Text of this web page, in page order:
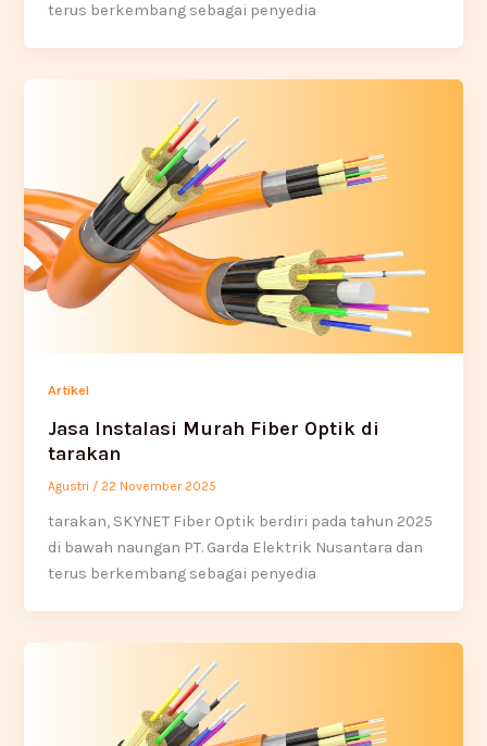
terus berkembang sebagai penyedia
Artikel
Jasa Instalasi Murah Fiber Optik di
tarakan
Agustri / 22 November 2025
tarakan, SKYNET Fiber Optik berdiri pada tahun 2025
di bawah naungan PT. Garda Elektrik Nusantara dan
terus berkembang sebagai penyedia